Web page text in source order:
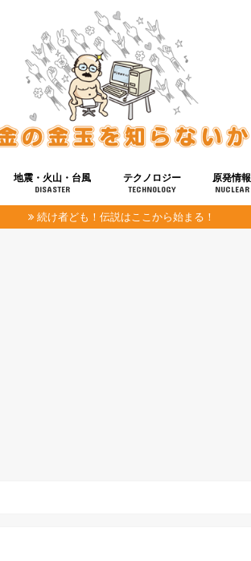
地震・火山・台風
DISASTER
テクノロジー
TECHNOLOGY
健康
宇宙
原発情報
NUCLEAR
続け者ども！伝説はここから始まる！